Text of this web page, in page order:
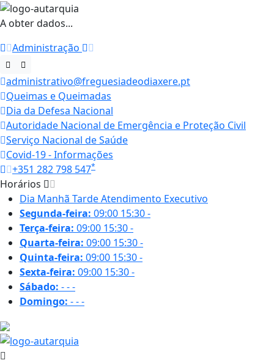
A obter dados...
Administração
administrativo@freguesiadeodiaxere.pt
Queimas e Queimadas
Dia da Defesa Nacional
Autoridade Nacional de Emergência e Proteção Civil
Serviço Nacional de Saúde
Covid-19 - Informações
+351 282 798 547*
Horários
Dia Manhã TardeAtendimento Executivo
Segunda-feira: 09:00 15:30-
Terça-feira: 09:00 15:30-
Quarta-feira: 09:00 15:30-
Quinta-feira: 09:00 15:30-
Sexta-feira: 09:00 15:30-
Sábado: ---
Domingo: ---